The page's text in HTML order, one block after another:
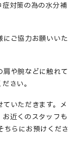
対策の為の水分補
にご協力お願いいた
肩や腕などに触れて
さい。
いただきます。メ
近くのスタッフも
ちらにお預けくださ